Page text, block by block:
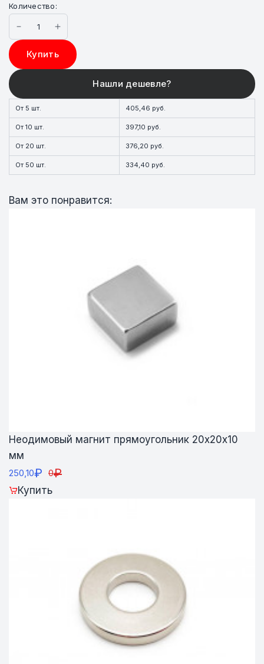
Количество:
Купить
От 5 шт. 405,46 руб.
От 10 шт. 397,10 руб.
От 20 шт. 376,20 руб.
От 50 шт. 334,40 руб.
Вам это понравится:
Неодимовый магнит прямоугольник 20х20х10
мм
250,10₽ 0₽
Купить